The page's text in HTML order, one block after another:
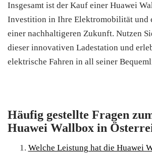
Insgesamt ist der Kauf einer Huawei
Investition in Ihre Elektromobilität und
einer nachhaltigeren Zukunft. Nutzen
dieser innovativen Ladestation und
elektrische Fahren in all seiner
Häufig gestellte Fragen
Huawei Wallbox in
Welche Leistung hat die Huawei